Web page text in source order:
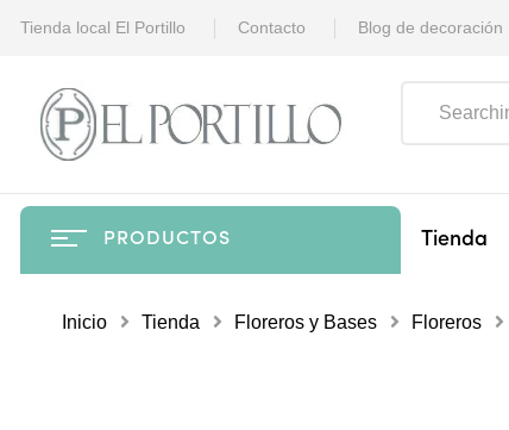
Tienda local El Portillo Contacto Blog de decoración
PRODUCTOS Tienda
Inicio Tienda Floreros y Bases Floreros